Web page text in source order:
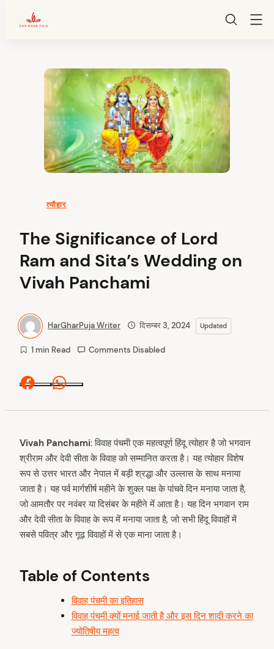
त्यौहार
The Significance of Lord
Ram and Sita’s Wedding on
Vivah Panchami
HarGharPuja Writer दिसम्बर 3, 2024 Updated
1 min Read Comments Disabled
Facebook
Vivah Panchami: विवाह पंचमी एक महत्वपूर्ण हिंदू त्योहार है जो भगवान
श्रीराम और देवी सीता के विवाह को सम्मानित करता है। यह त्योहार विशेष
रूप से उत्तर भारत और नेपाल में बड़ी श्रद्धा और उल्लास के साथ मनाया
जाता है। यह पर्व मार्गशीर्ष महीने के शुक्ल पक्ष के पांचवे दिन मनाया जाता है,
जो आमतौर पर नवंबर या दिसंबर के महीने में आता है। यह दिन भगवान राम
और देवी सीता के विवाह के रूप में मनाया जाता है, जो सभी हिंदू विवाहों में
सबसे पवित्र और गूढ़ विवाहों में से एक माना जाता है।
Table of Contents
विवाह पंचमी का इतिहास
विवाह पंचमी क्यों मनाई जाती है और इस दिन शादी करने का
ज्योतिषीय महत्व